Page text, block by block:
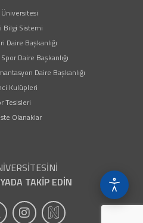
Bilgi Sistemi(yeni sekmede açılır)
Daire Başkanlığı(yeni sekmede açılır)
Daire Başkanlığı
Daire Başkanlığı(yeni sekmede
Kulüpleri(yeni sekmede açılır)
Tesisleri(yeni sekmede açılır)
Olanaklar
TAKİP EDİN
açılır)
sekmede açılır)
(yeni sekmede açılır)
(yeni sekmede